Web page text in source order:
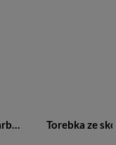
Torebka ze skóry naturalnej damska Barberini's 963-38 mini listonoszka zielona